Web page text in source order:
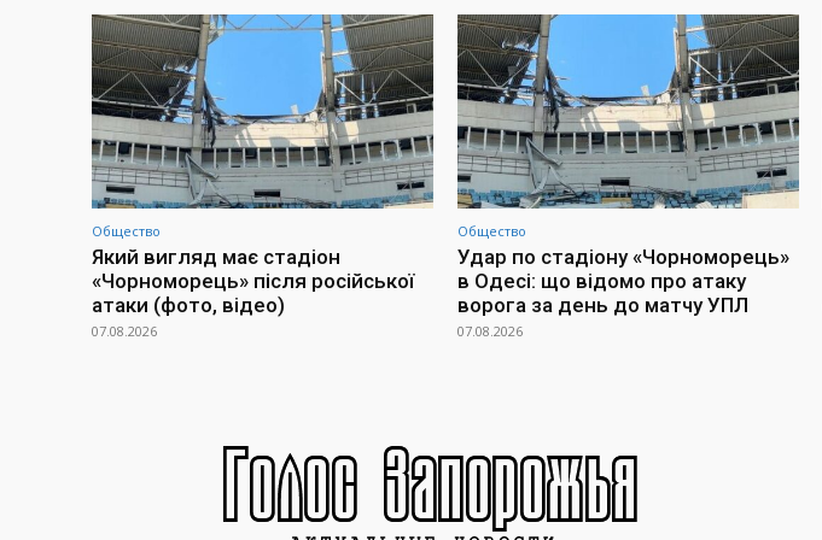
Общество
Який вигляд має стадіон
«Чорноморець» після російської
атаки (фото, відео)
07.08.2026
Общество
Удар по стадіону «Чорноморець»
в Одесі: що відомо про атаку
ворога за день до матчу УПЛ
07.08.2026